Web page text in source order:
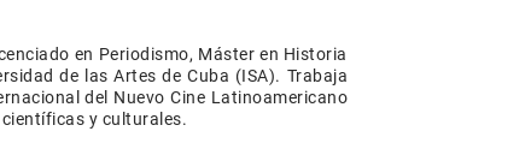
en Periodismo, Máster en Historia
de las Artes de Cuba (ISA). Trabaja
del Nuevo Cine Latinoamericano
y culturales.